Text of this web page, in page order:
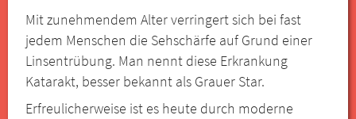
Mit zunehmendem Alter verringert sich bei fast
jedem Menschen die Sehschärfe auf Grund einer
Linsentrübung. Man nennt diese Erkrankung
Katarakt, besser bekannt als Grauer Star.
Erfreulicherweise ist es heute durch moderne